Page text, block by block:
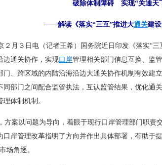
破除体制障碍 实现“关通天
——解读《落实“三互”推进大通关建设
月３日电（记者王希）国务院近日印发《落实“三
边通关协作，实现口岸管理相关部门信息互换、监
门、跨区域的内陆沿海沿边大通关协作机制有效建
同部门之间配合监管执法，互认监管结果，优化通
理体制机制。
案以问题为导向，着眼于现行口岸管理部门职责
口岸管理改革指明了方向并作出具体部署，有助于
场角逐。